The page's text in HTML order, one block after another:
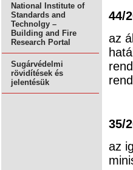
National Institute of
Standards and
Technolgy –
Building and Fire
Research Portal
Sugárvédelmi
rövidítések és
jelentésük
44/
az
35/
az